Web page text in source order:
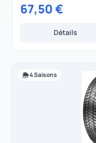
67,50 €
Détails
🌦️ 4 Saisons